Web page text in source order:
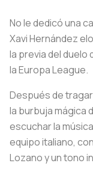
No le dedicó una
Xavi Hernández
la previa del duelo
la Europa League.
Después de
la burbuja mágica
escuchar la
equipo italiano,
Lozano y un tono